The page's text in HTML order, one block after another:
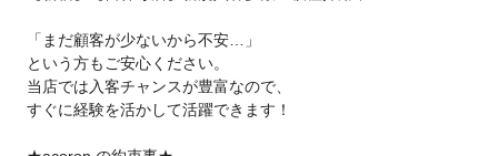
「まだ顧客が少ないから不安…」
という方もご安心ください。
当店では入客チャンスが豊富なので、
すぐに経験を活かして活躍できます！